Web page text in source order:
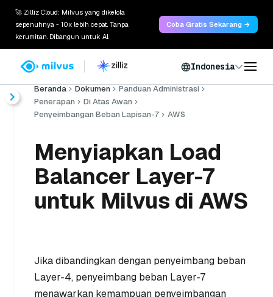
🚀 Zilliz Cloud: Milvus yang dikelola
sepenuhnya - 10x lebih cepat. Tanpa
kerumitan. Dibangun untuk AI.
Coba Gratis Sekarang →
Indonesia
Beranda Dokumen
Panduan Administrasi
Penerapan
Di Atas Awan
Penyeimbangan Beban Lapisan-7
AWS
Menyiapkan Load
Balancer Layer-7
untuk Milvus di AWS
Jika dibandingkan dengan penyeimbang beban
Layer-4, penyeimbang beban Layer-7
menawarkan kemampuan penyeimbangan